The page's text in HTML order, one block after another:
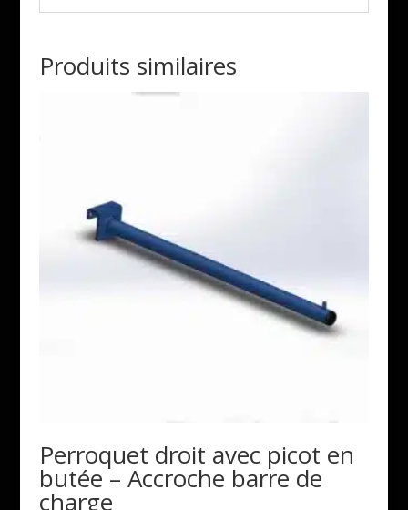
Produits similaires
Perroquet droit avec picot en
butée – Accroche barre de
charge